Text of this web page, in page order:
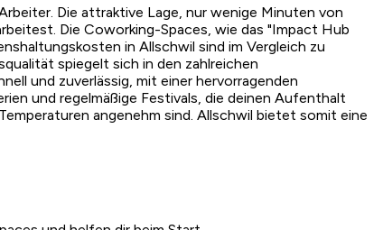
Die attraktive Lage, nur wenige Minuten von
Die Coworking-Spaces, wie das "Impact Hub
in Allschwil sind im Vergleich zu
spiegelt sich in den zahlreichen
und zuverlässig, mit einer hervorragenden
und regelmäßige Festivals, die deinen Aufenthalt
angenehm sind. Allschwil bietet somit eine